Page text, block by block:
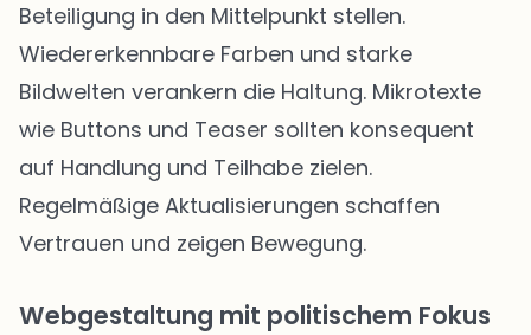
Beteiligung in den Mittelpunkt stellen.
Wiedererkennbare Farben und starke
Bildwelten verankern die Haltung. Mikrotexte
wie Buttons und Teaser sollten konsequent
auf Handlung und Teilhabe zielen.
Regelmäßige Aktualisierungen schaffen
Vertrauen und zeigen Bewegung.
Webgestaltung mit politischem Fokus